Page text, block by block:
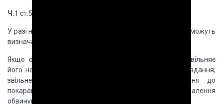
Ч.1 ст.535
У разі необхідності спосіб, строки і порядок виконання
можуть
визначатися судовим рішенням.
Якщо обвинувачений тримається під вартою, суд звільняє
його негайно в залі судового засідання: у разі виправдання;
звільнення від відбування
покарання, засудження до
покарання, не пов’язаного з позбавленням волі; ухвалення
обвинувального вироку без призначення покарання.